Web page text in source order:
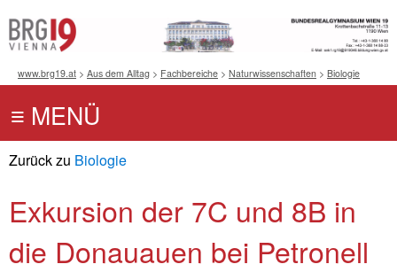
www.brg19.at > Aus dem Alltag > Fachbereiche > Naturwissenschaften > Biologie
Zurück zu Biologie
Exkursion der 7C und 8B in
die Donauauen bei Petronell